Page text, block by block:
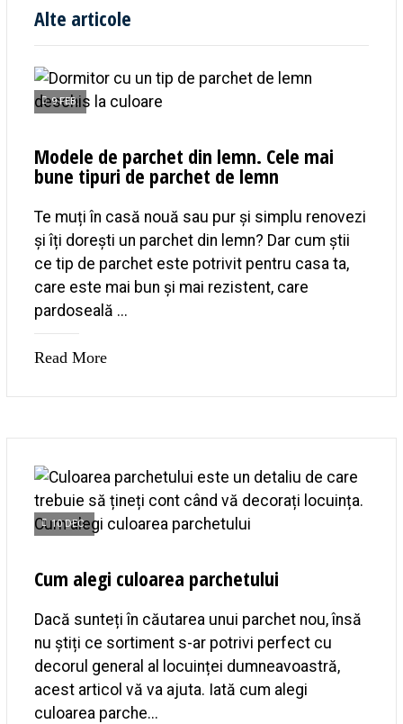
Alte articole
9 FEB.
Modele de parchet din lemn. Cele mai
bune tipuri de parchet de lemn
Te muți în casă nouă sau pur și simplu renovezi
și îți dorești un parchet din lemn? Dar cum știi
ce tip de parchet este potrivit pentru casa ta,
care este mai bun și mai rezistent, care
pardoseală ...
Read More
10 DEC.
Cum alegi culoarea parchetului
Dacă sunteți în căutarea unui parchet nou, însă
nu știți ce sortiment s-ar potrivi perfect cu
decorul general al locuinței dumneavoastră,
acest articol vă va ajuta. Iată cum alegi
culoarea parche...